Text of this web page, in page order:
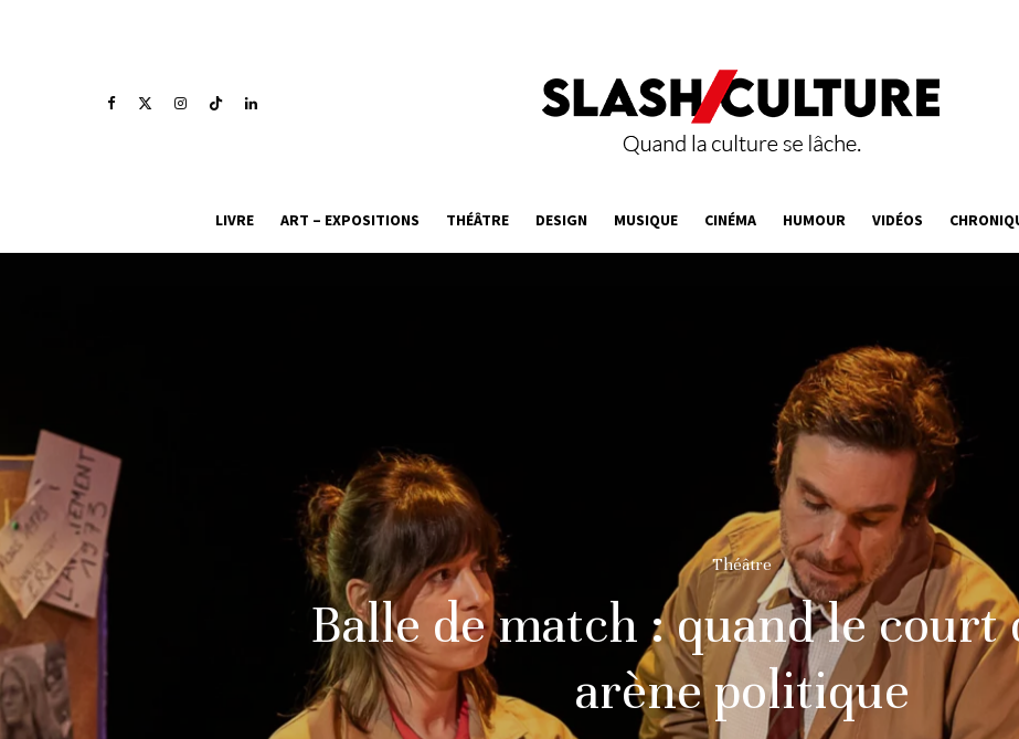
LIVRE ART – EXPOSITIONS THÉÂTRE DESIGN MUSIQUE CINÉMA HUMOUR VIDÉOS
Théâtre
Balle de match : quand le court
arène politique